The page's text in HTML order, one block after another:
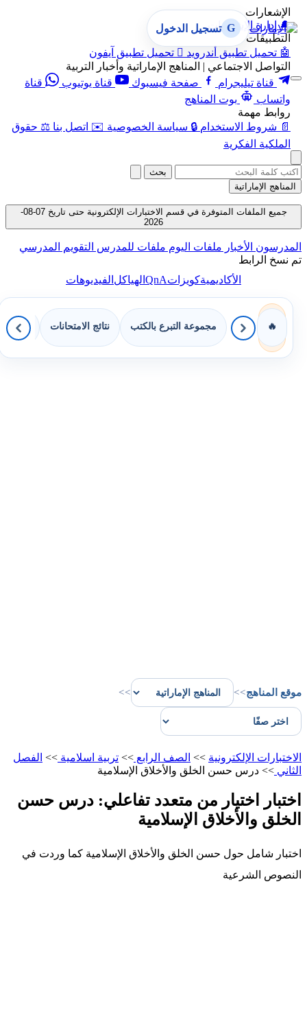
الإشعارات
🔔 إدارة الإشعارات
التطبيقات
🤖 تحميل تطبيق أندرويد  تحميل تطبيق آيفون
التواصل الاجتماعي | المناهج الإماراتية وأخبار التربية
قناة تيليجرام
صفحة فيسبوك قناة يوتيوب
قناة
واتساب
بوت المناهج
روابط مهمة
📄 شروط الاستخدام 🔒 سياسة الخصوصية ✉️ اتصل بنا ⚖️ حقوق
الملكية الفكرية
G تسجيل الدخول
بحث
المناهج الإماراتية
جميع الملفات المتوفرة في قسم الاختبارات الإلكترونية حتى تاريخ 07-08-
2026
المدرسون الأخبار ملفات اليوم ملفات للمدرس التقويم المدرسي
تم نسخ الرابط
الأكاديميةكويزاتQnAالهياكل الفيديوهات
🔥 مجموعة التبرع بالكتب نتائج الامتحانات
موقع المناهج>>
>>
الاختبارات الإلكترونية >> الصف الرابع >> تربية اسلامية >> الفصل
الثاني >> درس حسن الخلق والأخلاق الإسلامية
اختبار اختيار من متعدد تفاعلي: درس حسن
الخلق والأخلاق الإسلامية
اختبار شامل حول حسن الخلق والأخلاق الإسلامية كما وردت في
النصوص الشرعية